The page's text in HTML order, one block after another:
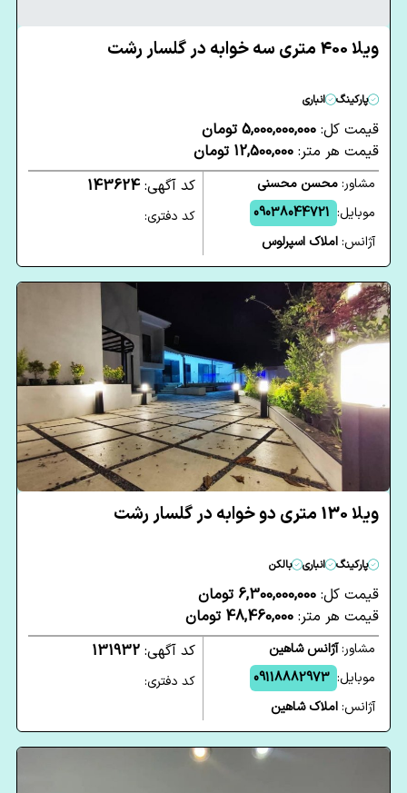
ویلا 400 متری سه خوابه در گلسار رشت
پارکینگ انباری
قیمت کل: 5,000,000,000 تومان
قیمت هر متر: 12,500,000 تومان
مشاور:محسن محسنی
موبایل: 09038044721
آژانس:املاک اسپرلوس
کد آگهی: 143624
کد دفتری:
ویلا 130 متری دو خوابه در گلسار رشت
پارکینگ انباری بالکن
قیمت کل: 6,300,000,000 تومان
قیمت هر متر: 48,460,000 تومان
مشاور:آژانس شاهین
موبایل: 09118882973
آژانس:املاک شاهین
کد آگهی: 131932
کد دفتری: